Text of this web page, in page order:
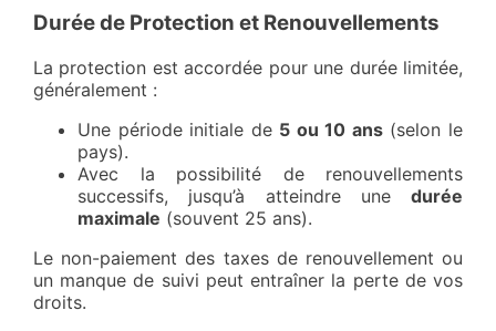
Durée de Protection et Renouvellements
La protection est accordée pour une durée limitée,
généralement :
Une période initiale de 5 ou 10 ans(selon le
pays).
Avec la possibilité de renouvellements
successifs, jusqu’à atteindre une durée
maximale (souvent 25 ans).
Le non-paiement des taxes de renouvellement ou
un manque de suivi peut entraîner la perte de vos
droits.